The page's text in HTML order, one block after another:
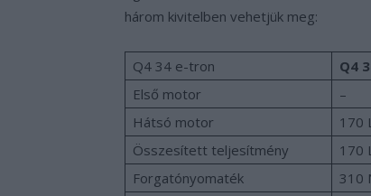
három kivitelben vehetjük meg:
Q4 34 e-tron Q4
Első motor
–
Hátsó motor
170
Összesített teljesítmény
170
Forgatónyomaték
310